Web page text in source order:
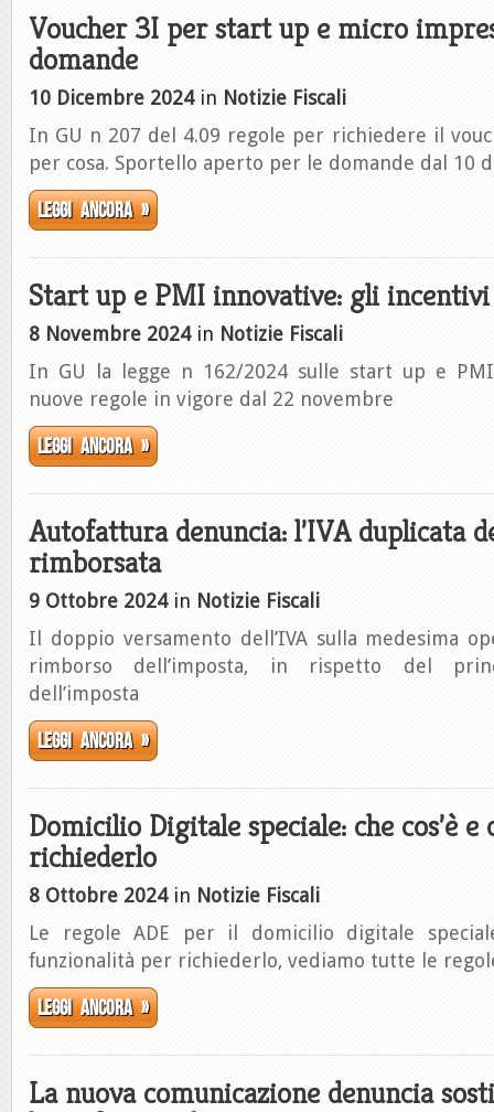
Voucher 3I per start up e micro
domande
10 Dicembre 2024in Notizie Fiscali
In GU n 207 del 4.09 regole per richiedere il
per cosa. Sportello aperto per le domande dal 10
Leggi ancora »
Start up e PMI innovative: gli
8 Novembre 2024in Notizie Fiscali
In GU la legge n 162/2024 sulle start up e
nuove regole in vigore dal 22 novembre
Leggi ancora »
Autofattura denuncia: l’IVA duplicata
rimborsata
9 Ottobre 2024in Notizie Fiscali
Il doppio versamento dell’IVA sulla medesima
rimborso dell’imposta, in rispetto del
dell’imposta
Leggi ancora »
Domicilio Digitale speciale: che cos’è e
richiederlo
8 Ottobre 2024in Notizie Fiscali
Le regole ADE per il domicilio digitale
funzionalità per richiederlo, vediamo tutte le
Leggi ancora »
La nuova comunicazione denuncia